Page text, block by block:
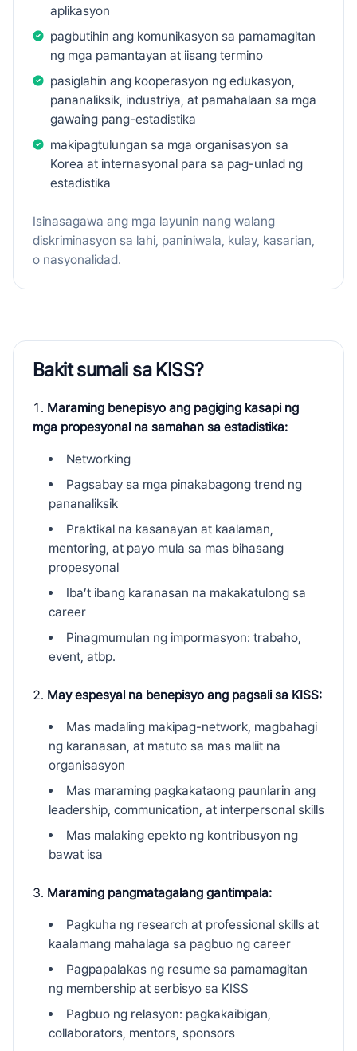
aplikasyon
pagbutihin ang komunikasyon sa pamamagitan
ng mga pamantayan at iisang termino
pasiglahin ang kooperasyon ng edukasyon,
pananaliksik, industriya, at pamahalaan sa mga
gawaing pang-estadistika
makipagtulungan sa mga organisasyon sa
Korea at internasyonal para sa pag-unlad ng
estadistika
Isinasagawa ang mga layunin nang walang
diskriminasyon sa lahi, paniniwala, kulay, kasarian,
o nasyonalidad.
Bakit sumali sa KISS?
Maraming benepisyo ang pagiging kasapi ng
mga propesyonal na samahan sa estadistika:
Networking
Pagsabay sa mga pinakabagong trend ng
pananaliksik
Praktikal na kasanayan at kaalaman,
mentoring, at payo mula sa mas bihasang
propesyonal
Iba’t ibang karanasan na makakatulong sa
career
Pinagmumulan ng impormasyon: trabaho,
event, atbp.
May espesyal na benepisyo ang pagsali sa KISS:
Mas madaling makipag-network, magbahagi
ng karanasan, at matuto sa mas maliit na
organisasyon
Mas maraming pagkakataong paunlarin ang
leadership, communication, at interpersonal skills
Mas malaking epekto ng kontribusyon ng
bawat isa
Maraming pangmatagalang gantimpala:
Pagkuha ng research at professional skills at
kaalamang mahalaga sa pagbuo ng career
Pagpapalakas ng resume sa pamamagitan
ng membership at serbisyo sa KISS
Pagbuo ng relasyon: pagkakaibigan,
collaborators, mentors, sponsors